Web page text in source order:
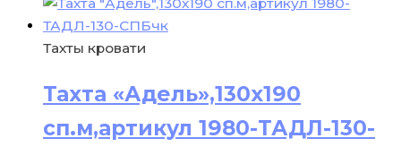
Тахты кровати
Тахта «Адель»,130х190
сп.м,артикул 1980-ТАДЛ-130-